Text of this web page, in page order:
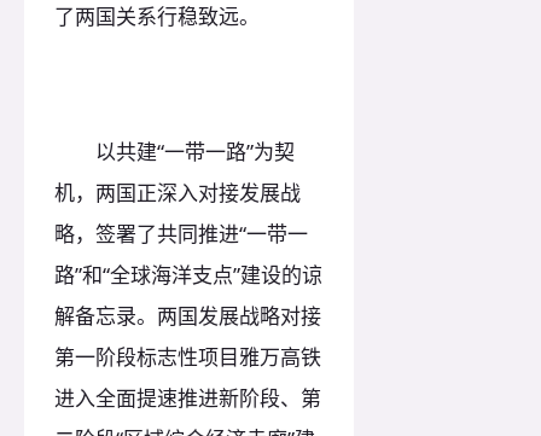
了两国关系行稳致远。
以共建“一带一路”为契
机，两国正深入对接发展战
略，签署了共同推进“一带一
路”和“全球海洋支点”建设的谅
解备忘录。两国发展战略对接
第一阶段标志性项目雅万高铁
进入全面提速推进新阶段、第